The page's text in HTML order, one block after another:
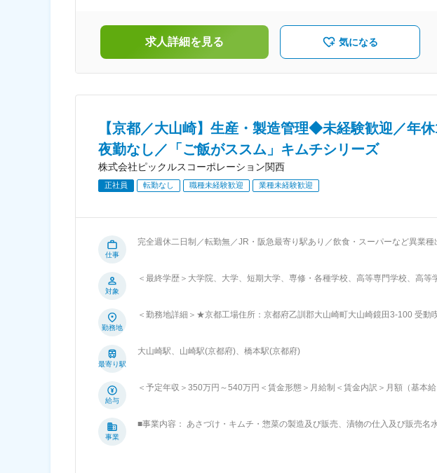
そして食の安全・安心と環境保全に取り組む管理力。この4つの力を強みに全国
求人詳細を見る 気になる
【京都／大山崎】生産・製造管理◆未経験歓迎／年
夜勤なし／「ご飯がススム」キムチシリーズ
株式会社ピックルスコーポレーション関西
正社員 転勤なし 職種未経験歓迎 業種未経験歓迎
仕事
完全週休二日制／転勤無／JR・阪急最寄り駅あり／飲食・スーパーなど異業種出身の方も歓迎！ ◎安定
メンバーの管理などの業務比率を高くしていきます。 ■主な業務内容： ・人材（アルバイト、パート）のシフト管理 など ・製
末となります。10月～2月は秋冬仕様になるため生産は落ち着く傾向にありま
ートしていただきます！ ■組織構成： 生産管理・製造管理は8名 京都工場全体：アルバイト・パートさんを含めると約150名の
20時間程度です。 ■同社について： 株式会社ピックルスコーポレーション関西は、2002年設立の食品メーカーで、京都府と広
開。野菜の品質にこだわり、安心・安全な商品づくりを徹底しています。東証
基盤を持ち、働きやすさにも注力。年間休日120日、育児休業取得率100％な
対象
＜最終学歴＞大学院、大学、短期大学、専修・各種学校、高等専門学校、高等
勤務地
＜勤務地詳細＞★京都工場住所：京都府乙訓郡大山崎町大山崎鏡田3-100 受動
最寄り駅
大山崎駅、山崎駅(京都府)、橋本駅(京都府)
給与
＜予定年収＞350万円～540万円＜賃金形態＞月給制＜賃金内訳＞月額（基本
事業
■事業内容： あさづけ・キムチ・惣菜の製造及び販売、漬物の仕入及び販売名